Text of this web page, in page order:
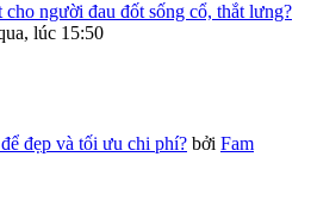
người đau đốt sống cổ, thắt lưng?
lúc 15:50
đẹp và tối ưu chi phí? bởi Fam